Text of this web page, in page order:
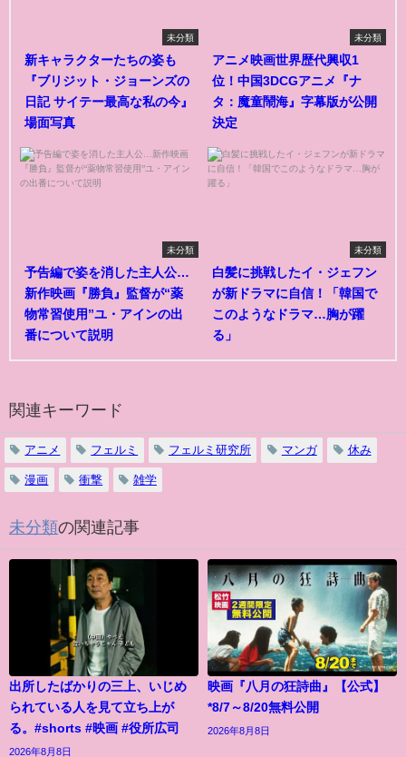
未分類
新キャラクターたちの姿も
『ブリジット・ジョーンズの
日記 サイテー最高な私の今』
場面写真
未分類
アニメ映画世界歴代興収1
位！中国3DCGアニメ『ナ
タ：魔童鬧海』字幕版が公開
決定
未分類
予告編で姿を消した主人公…
新作映画『勝負』監督が“薬
物常習使用”ユ・アインの出
番について説明
未分類
白髪に挑戦したイ・ジェフン
が新ドラマに自信！「韓国で
このようなドラマ…胸が躍
る」
関連キーワード
アニメ フェルミ フェルミ研究所 マンガ 休み
漫画 衝撃 雑学
未分類の関連記事
出所したばかりの三上、いじめ
られている人を見て立ち上が
る。#shorts #映画 #役所広司
2026年8月8日
映画『八月の狂詩曲』【公式】
*8/7～8/20無料公開
2026年8月8日